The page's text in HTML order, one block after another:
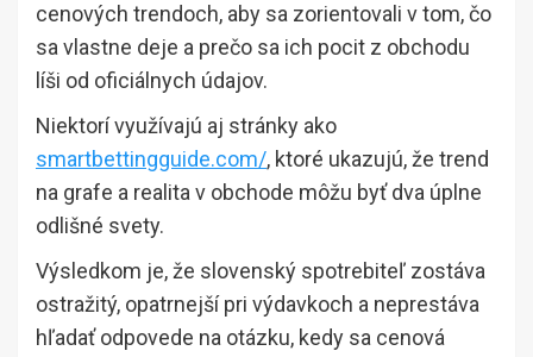
cenových trendoch, aby sa zorientovali v tom, čo
sa vlastne deje a prečo sa ich pocit z obchodu
líši od oficiálnych údajov.
Niektorí využívajú aj stránky ako
smartbettingguide.com/, ktoré ukazujú, že trend
na grafe a realita v obchode môžu byť dva úplne
odlišné svety.
Výsledkom je, že slovenský spotrebiteľ zostáva
ostražitý, opatrnejší pri výdavkoch a neprestáva
hľadať odpovede na otázku, kedy sa cenová